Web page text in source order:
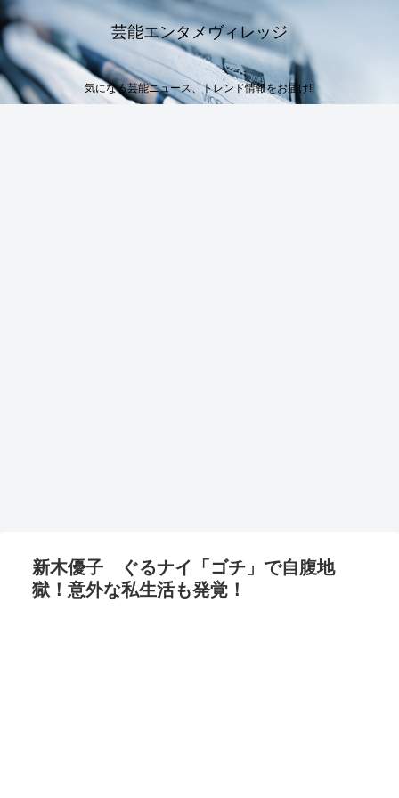
芸能エンタメヴィレッジ
気になる芸能ニュース、トレンド情報をお届け!!
新木優子 ぐるナイ「ゴチ」で自腹地
獄！意外な私生活も発覚！